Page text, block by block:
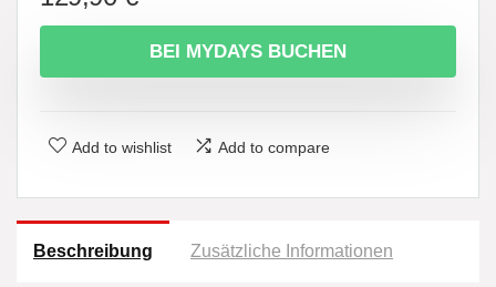
BEI MYDAYS BUCHEN
Add to wishlist Add to compare
Beschreibung Zusätzliche Informationen